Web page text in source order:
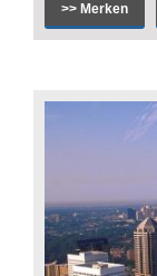
>> Merken